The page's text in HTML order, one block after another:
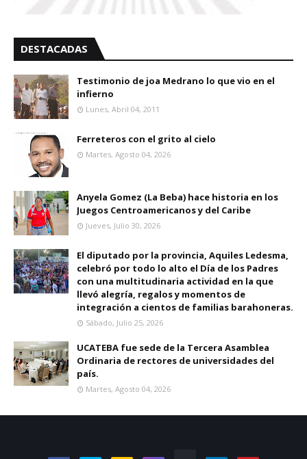
DESTACADAS
Testimonio de joa Medrano lo que vio en el
infierno
Lunes, Abril 04, 2011
Ferreteros con el grito al cielo
Martes, Agosto 04, 2026
Anyela Gomez (La Beba) hace historia en los
Juegos Centroamericanos y del Caribe
Jueves, Julio 30, 2026
El diputado por la provincia, Aquiles Ledesma,
celebró por todo lo alto el Día de los Padres
con una multitudinaria actividad en la que
llevó alegría, regalos y momentos de
integración a cientos de familias barahoneras.
Sábado, Julio 25, 2026
UCATEBA fue sede de la Tercera Asamblea
Ordinaria de rectores de universidades del
país.
Martes, Agosto 04, 2026